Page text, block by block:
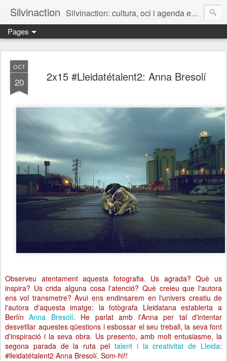
Silvinaction Silvinaction: cultura, oci i agenda en acció pel públic adult a Lleida
Pages
OCT
20 2x15 #Lleidatétalent2: Anna Bresolí
Observeu atentament aquesta fotografia. Us agrada? Què us
inspira? Us crida alguna cosa l'atenció? Què creieu que l'autora
ens vol transmetre? Avui ens endinsarem en l'univers creatiu de
l'autora d'aquesta imatge: la fotògrafa Lleidatana establerta a
BerlínAnna Bresolí. He parlat amb l'Anna per tal d'intentar
desvetllar aquestes qüestions i esbossar el seu treball, la seva font
d'inspiració i la seva obra. Us presento, amb molt entusiasme, la
segona parada de la ruta pel talent i la creativitat de Lleida:
#lleidatétalent2 Anna Bresolí. Som-hi!!